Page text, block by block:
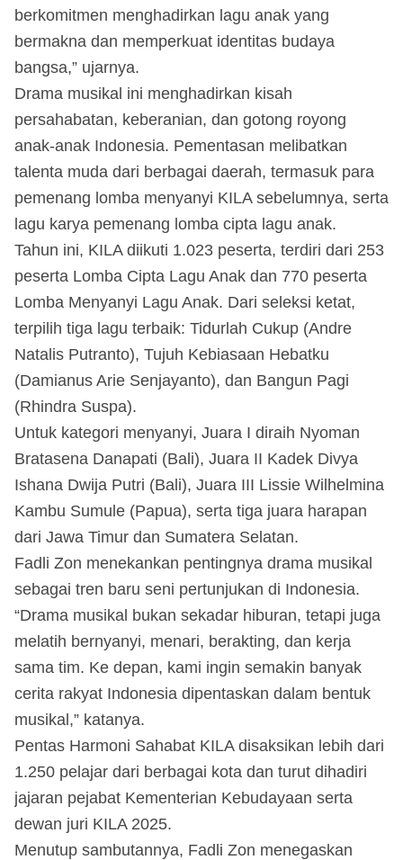
berkomitmen menghadirkan lagu anak yang
bermakna dan memperkuat identitas budaya
bangsa,” ujarnya.
Drama musikal ini menghadirkan kisah
persahabatan, keberanian, dan gotong royong
anak-anak Indonesia. Pementasan melibatkan
talenta muda dari berbagai daerah, termasuk para
pemenang lomba menyanyi KILA sebelumnya, serta
lagu karya pemenang lomba cipta lagu anak.
Tahun ini, KILA diikuti 1.023 peserta, terdiri dari 253
peserta Lomba Cipta Lagu Anak dan 770 peserta
Lomba Menyanyi Lagu Anak. Dari seleksi ketat,
terpilih tiga lagu terbaik: Tidurlah Cukup (Andre
Natalis Putranto), Tujuh Kebiasaan Hebatku
(Damianus Arie Senjayanto), dan Bangun Pagi
(Rhindra Suspa).
Untuk kategori menyanyi, Juara I diraih Nyoman
Bratasena Danapati (Bali), Juara II Kadek Divya
Ishana Dwija Putri (Bali), Juara III Lissie Wilhelmina
Kambu Sumule (Papua), serta tiga juara harapan
dari Jawa Timur dan Sumatera Selatan.
Fadli Zon menekankan pentingnya drama musikal
sebagai tren baru seni pertunjukan di Indonesia.
“Drama musikal bukan sekadar hiburan, tetapi juga
melatih bernyanyi, menari, berakting, dan kerja
sama tim. Ke depan, kami ingin semakin banyak
cerita rakyat Indonesia dipentaskan dalam bentuk
musikal,” katanya.
Pentas Harmoni Sahabat KILA disaksikan lebih dari
1.250 pelajar dari berbagai kota dan turut dihadiri
jajaran pejabat Kementerian Kebudayaan serta
dewan juri KILA 2025.
Menutup sambutannya, Fadli Zon menegaskan